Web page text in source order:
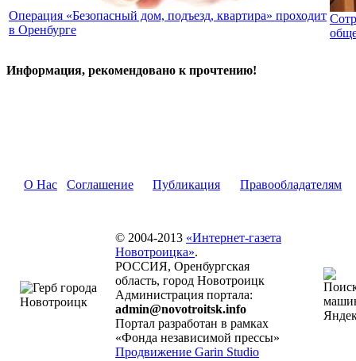
Операция «Безопасный дом, подъезд, квартира» проходит
в Оренбурге
Информация, рекомендовано к прочтению!
О Нас Соглашение Публикация Правообладателям
© 2004-2013 «Интернет-газета
Новотроицка».
РОССИЯ, Оренбургская
область, город Новотроицк
Администрация портала:
admin@novotroitsk.info
Портал разработан в рамках
«Фонда независимой прессы»
Продвижение Garin Studio